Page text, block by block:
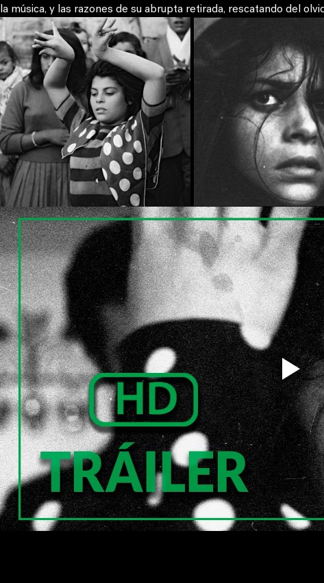
la música, y las razones de su abrupta retirada, rescatando del